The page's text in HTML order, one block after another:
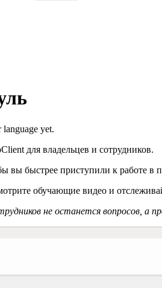
yet.
для владельцев и сотрудников.
вы быстрее приступили к работе в
обучающие видео и
не останется вопросов, а